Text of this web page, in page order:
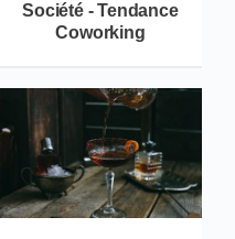
Société - Tendance
Coworking